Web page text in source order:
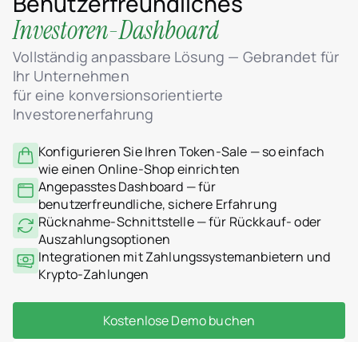
Investoren-Dashboard
Vollständig anpassbare Lösung — Gebrandet für
Ihr Unternehmen
für eine konversionsorientierte
Investorenerfahrung
Konfigurieren Sie Ihren Token-Sale — so einfach
wie einen Online-Shop einrichten
Angepasstes Dashboard — für
benutzerfreundliche, sichere Erfahrung
Rücknahme-Schnittstelle — für Rückkauf- oder
Auszahlungsoptionen
Integrationen mit Zahlungssystemanbietern und
Krypto-Zahlungen
Kostenlose Demo buchen